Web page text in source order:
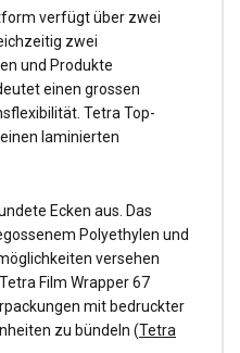
verfügt über zwei
zwei
und Produkte
einen grossen
Tetra Top-
laminierten
Ecken aus. Das
Polyethylen und
versehen
Film Wrapper 67
mit bedruckter
zu bündeln (Tetra